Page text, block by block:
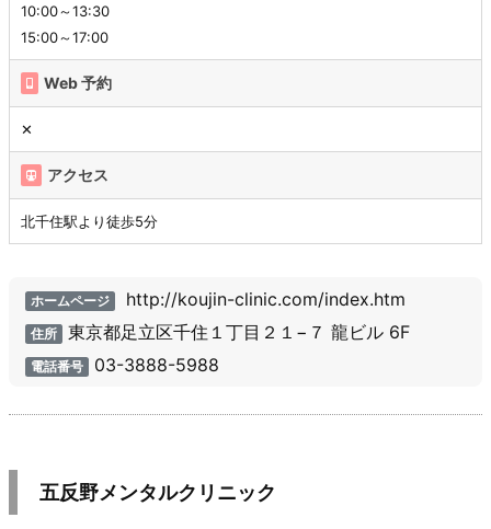
10:00～13:30
15:00～17:00
Web 予約
✕
アクセス
北千住駅より徒歩5分
ホームページ http://koujin-clinic.com/index.htm
住所 東京都足立区千住１丁目２１−７ 龍ビル 6F
電話番号 03-3888-5988
五反野メンタルクリニック